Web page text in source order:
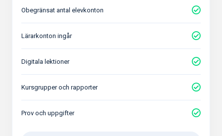
Obegränsat antal elevkonton
Lärarkonton ingår
Digitala lektioner
Kursgrupper och rapporter
Prov och uppgifter